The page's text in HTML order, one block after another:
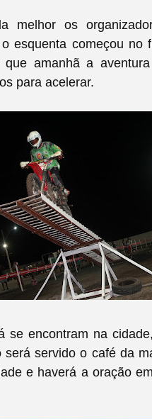
melhor os
esquenta começou no
amanhã a
para acelerar.
se encontram na
será servido o café da
e haverá a oração